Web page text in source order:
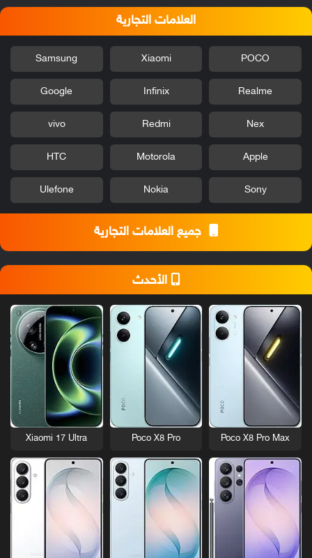
العلامات التجارية
POCO
Xiaomi
Samsung
Realme
Infinix
Google
Nex
Redmi
vivo
Apple
Motorola
HTC
Sony
Nokia
Ulefone
جميع العلامات التجارية
الأحدث
Poco X8 Pro Max
Poco X8 Pro
Xiaomi 17 Ultra